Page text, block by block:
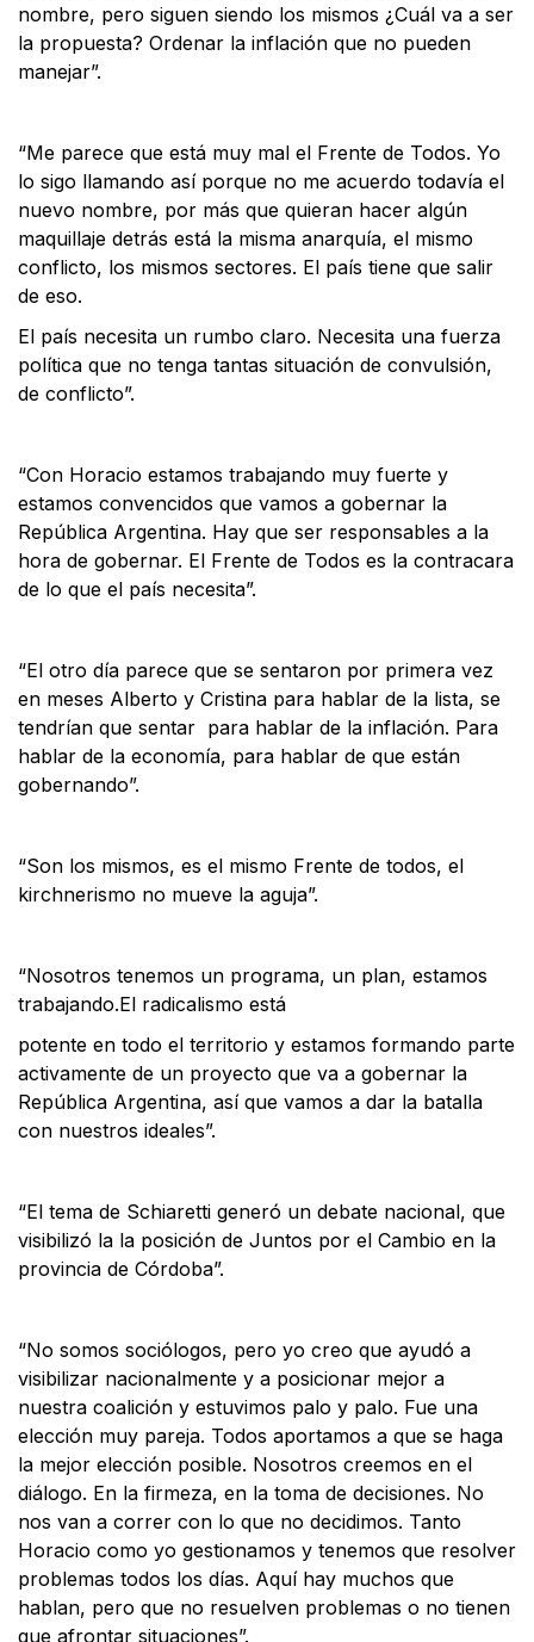
nombre, pero siguen siendo los mismos ¿Cuál va a ser
la propuesta? Ordenar la inflación que no pueden
manejar”.
“Me parece que está muy mal el Frente de Todos. Yo
lo sigo llamando así porque no me acuerdo todavía el
nuevo nombre, por más que quieran hacer algún
maquillaje detrás está la misma anarquía, el mismo
conflicto, los mismos sectores. El país tiene que salir
de eso.
El país necesita un rumbo claro. Necesita una fuerza
política que no tenga tantas situación de convulsión,
de conflicto”.
“Con Horacio estamos trabajando muy fuerte y
estamos convencidos que vamos a gobernar la
República Argentina. Hay que ser responsables a la
hora de gobernar. El Frente de Todos es la contracara
de lo que el país necesita”.
“El otro día parece que se sentaron por primera vez
en meses Alberto y Cristina para hablar de la lista, se
tendrían que sentar para hablar de la inflación. Para
hablar de la economía, para hablar de que están
gobernando”.
“Son los mismos, es el mismo Frente de todos, el
kirchnerismo no mueve la aguja”.
“Nosotros tenemos un programa, un plan, estamos
trabajando.El radicalismo está
potente en todo el territorio y estamos formando parte
activamente de un proyecto que va a gobernar la
República Argentina, así que vamos a dar la batalla
con nuestros ideales”.
“El tema de Schiaretti generó un debate nacional, que
visibilizó la la posición de Juntos por el Cambio en la
provincia de Córdoba”.
“No somos sociólogos, pero yo creo que ayudó a
visibilizar nacionalmente y a posicionar mejor a
nuestra coalición y estuvimos palo y palo. Fue una
elección muy pareja. Todos aportamos a que se haga
la mejor elección posible. Nosotros creemos en el
diálogo. En la firmeza, en la toma de decisiones. No
nos van a correr con lo que no decidimos. Tanto
Horacio como yo gestionamos y tenemos que resolver
problemas todos los días. Aquí hay muchos que
hablan, pero que no resuelven problemas o no tienen
que afrontar situaciones”.